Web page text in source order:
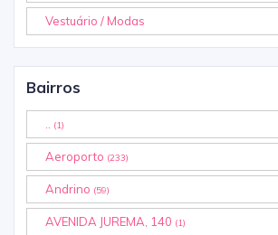
Vestuário / Modas
Bairros
(1)
Aeroporto (233)
Andrino (59)
AVENIDA JUREMA, 140 (1)